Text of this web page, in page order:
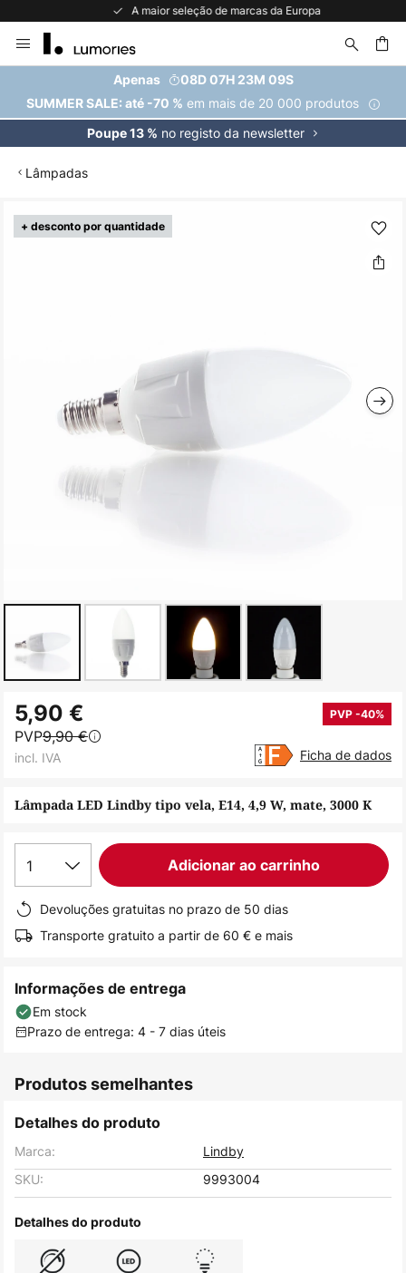
A maior seleção de marcas da Europa
para
Conteúdo
Apenas
08D 07H 23M 09S
SUMMER SALE: até -70 % em mais de 20 000 produtos
Poupe 13 % no registo da newsletter
Lâmpadas
+ desconto por quantidade
Saltar
para
para
início
Galeria
Lâmpada LED Lindby tipo vela, E14, 4,9 W, mate, 3000 K
5,90 € PVP -40%
PVP9,90 €
incl. IVA Ficha de dados
1 Adicionar ao carrinho
Devoluções gratuitas no prazo de 50 dias
Transporte gratuito a partir de 60 € e mais
Informações de entrega
Em stock
Prazo de entrega: 4 - 7 dias úteis
Produtos semelhantes
Detalhes do produto
Marca:
Lindby
SKU:
9993004
Detalhes do produto